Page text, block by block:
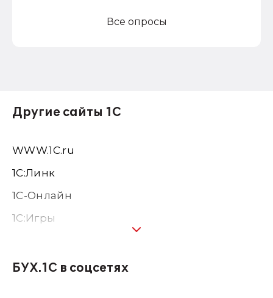
Все опросы
Другие сайты 1С
WWW.1С.ru
1С:Линк
1С-Онлайн
1C:Игры
1С:Консалтинг
БУХ.1С в соцсетях